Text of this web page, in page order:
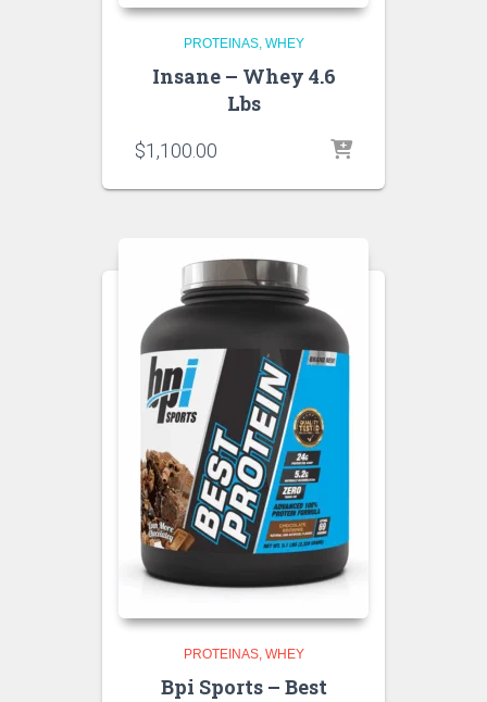
PROTEINAS WHEY
Insane – Whey 4.6
Lbs
$1,100.00
PROTEINAS WHEY
Bpi Sports – Best